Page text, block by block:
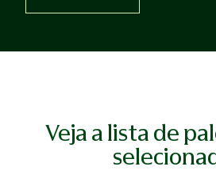
Veja a lista de